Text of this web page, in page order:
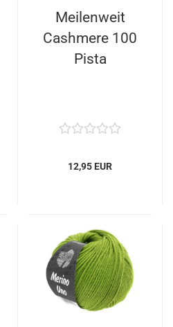
Meilenweit
Cashmere 100
Pista
12,95 EUR